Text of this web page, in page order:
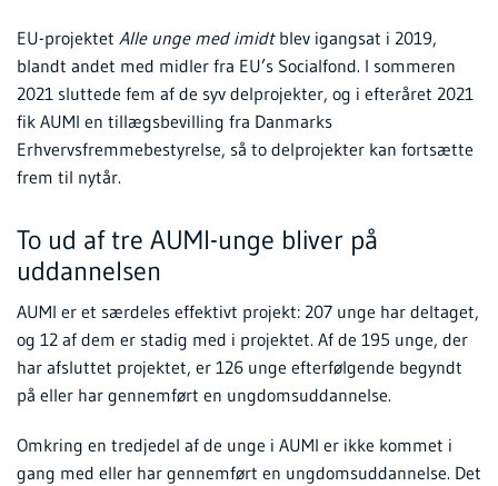
EU-projektet Alle unge med imidtblev igangsat i 2019,
blandt andet med midler fra EU’s Socialfond. I sommeren
2021 sluttede fem af de syv delprojekter, og i efteråret 2021
fik AUMI en tillægsbevilling fra Danmarks
Erhvervsfremmebestyrelse, så to delprojekter kan fortsætte
frem til nytår.
To ud af tre AUMI-unge bliver på
uddannelsen
AUMI er et særdeles effektivt projekt: 207 unge har deltaget,
og 12 af dem er stadig med i projektet. Af de 195 unge, der
har afsluttet projektet, er 126 unge efterfølgende begyndt
på eller har gennemført en ungdomsuddannelse.
Omkring en tredjedel af de unge i AUMI er ikke kommet i
gang med eller har gennemført en ungdomsuddannelse. Det